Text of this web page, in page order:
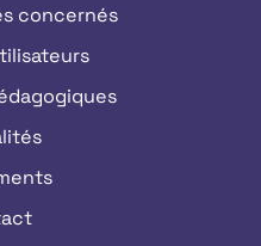
concernés